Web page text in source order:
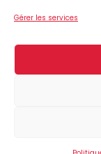
Gérer les services
4
@2026
Politique de